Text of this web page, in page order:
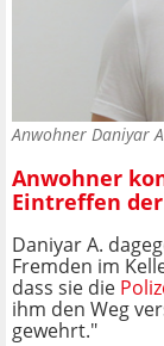
Anwohner Daniyar
Anwohner
Eintreffen
Daniyar A.
Fremden im
dass sie die
ihm den Weg
gewehrt."